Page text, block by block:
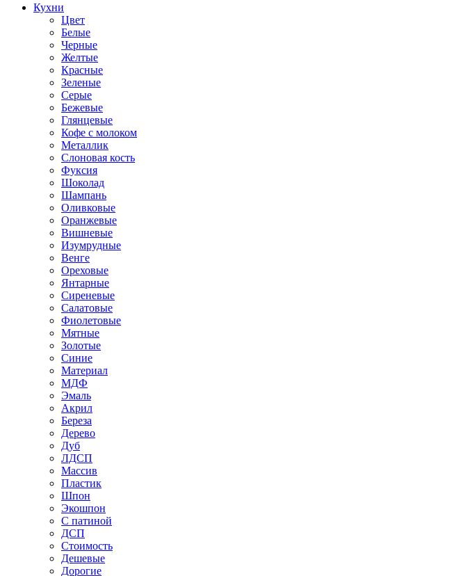
Кухни
Цвет
Белые
Черные
Желтые
Красные
Зеленые
Серые
Бежевые
Глянцевые
Кофе с молоком
Металлик
Слоновая кость
Фуксия
Шоколад
Шампань
Оливковые
Оранжевые
Вишневые
Изумрудные
Венге
Ореховые
Янтарные
Сиреневые
Салатовые
Фиолетовые
Мятные
Золотые
Синие
Материал
МДФ
Эмаль
Акрил
Береза
Дерево
Дуб
ЛДСП
Массив
Пластик
Шпон
Экошпон
С патиной
ДСП
Стоимость
Дешевые
Дорогие